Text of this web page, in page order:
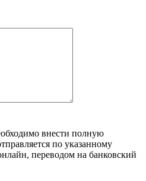
внести полную
по указанному
переводом на банковский